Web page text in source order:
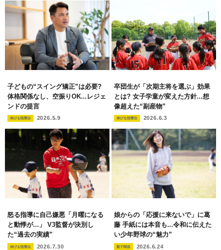
子どもの“スイング矯正”は必要?
体格関係なし、空振りOK...レジェ
ンドの提言
伸びる指導法 2026.5.9
卒団生が「次期主将を選ぶ」効果
とは? 女子学童が変えた方針...想
像超えた“副産物”
伸びる指導法 2026.6.3
怒る指導に自己嫌悪「月曜になる
と動悸が...」 V3監督が決別し
た“過去の実績”
伸びる指導法 2026.7.30
娘からの「応援に来ないで」に葛
藤 手紙には本音も...令和に伝えた
い少年野球の“魅力”
親子関係 2026.6.24